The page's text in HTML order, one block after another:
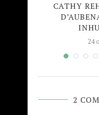
CATHY
24
2